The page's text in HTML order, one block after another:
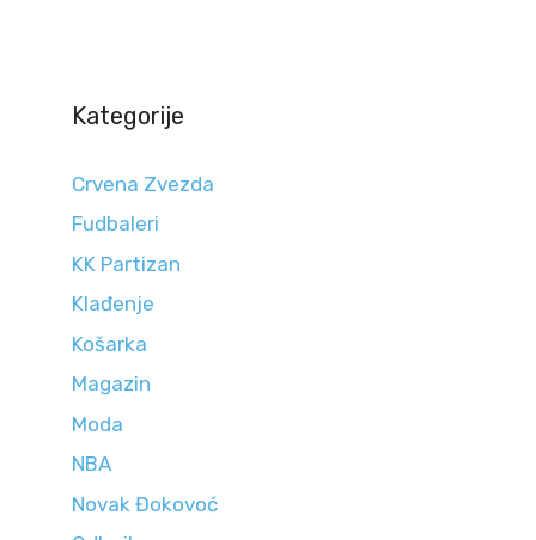
Kategorije
Crvena Zvezda
Fudbaleri
KK Partizan
Klađenje
Košarka
Magazin
Moda
NBA
Novak Đokovoć